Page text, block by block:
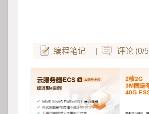
编程笔记 评论 (0/